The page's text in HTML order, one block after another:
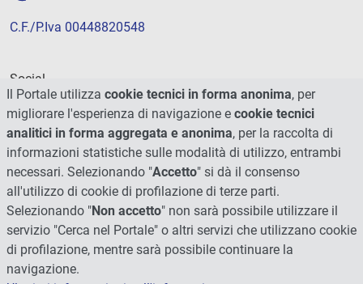
C.F./P.Iva 00448820548
Social
Il Portale utilizza cookie tecnici in forma anonima, per
migliorare l'esperienza di navigazione e cookie tecnici
analitici in forma aggregata e anonima, per la raccolta di
informazioni statistiche sulle modalità di utilizzo, entrambi
necessari. Selezionando "Accetto" si dà il consenso
all'utilizzo di cookie di profilazione di terze parti.
Selezionando "Non accetto" non sarà possibile utilizzare il
servizio "Cerca nel Portale" o altri servizi che utilizzano cookie
di profilazione, mentre sarà possibile continuare la
navigazione.